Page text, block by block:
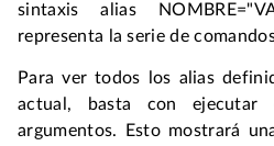
sintaxis alias
representa la serie de
Para ver todos los alias
actual, basta con ejecutar
argumentos. Esto mostrará